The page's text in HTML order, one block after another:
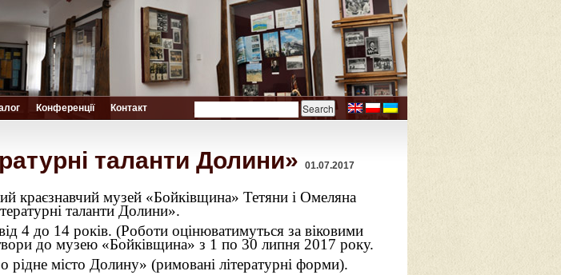
Конференції Контакт
таланти Долини» 01.07.2017
краєзнавчий музей «Бойківщина» Тетяни і Омеляна
таланти Долини».
4 до 14 років. (Роботи оцінюватимуться за віковими
до музею «Бойківщина» з 1 по 30 липня 2017 року.
місто Долину» (римовані літературні форми).